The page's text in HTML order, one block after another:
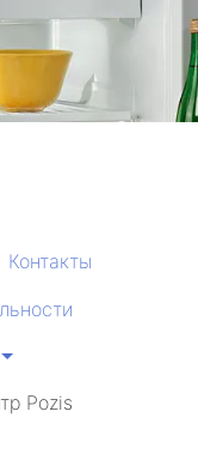
Контакты
Pozis